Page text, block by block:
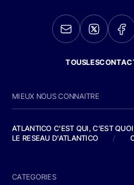
MIEUX NOUS CONNAITRE
ATLANTICO C'EST QUI, C'EST
LE RESEAU D'ATLANTICO
/
CATEGORIES